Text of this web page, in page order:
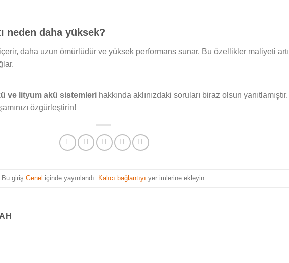
neden daha yüksek?
daha uzun ömürlüdür ve yüksek performans sunar. Bu özellikler maliyeti
ve lityum akü sistemleri hakkında aklınızdaki soruları biraz olsun yanıtlamıştır.
özgürleştirin!
Bu giriş Genel içinde yayınlandı. Kalıcı bağlantıyı yer imlerine ekleyin.